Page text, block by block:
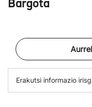
Bargota
Erakutsi informazio